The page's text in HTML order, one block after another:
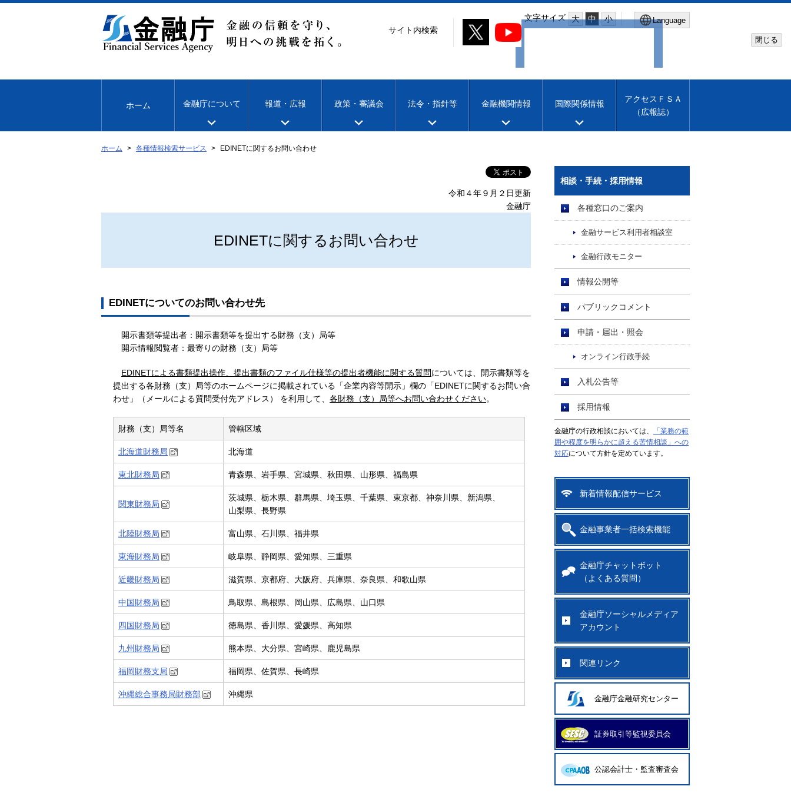
文
移
文字サイズ 大 中 小 Language
Machine translation
閉じる
サイト内検索
ホーム 金融庁について 報道・広報 政策・審議会 法令・指針等 金融機関情報 国際関係情報
アクセスＦＳＡ
（広報誌）
ホーム 各種情報検索サービス EDINETに関するお問い合わせ
令和４年９月２日更新
金融庁
EDINETに関するお問い合わせ
EDINETについてのお問い合わせ先
開示書類等提出者：開示書類等を提出する財務（支）局等
開示情報閲覧者：最寄りの財務（支）局等
EDINETによる書類提出操作、提出書類のファイル仕様等の提出者機能に関する質問については、開示書類等を
提出する各財務（支）局等のホームページに掲載されている「企業内容等開示」欄の「EDINETに関するお問い合
わせ」（メールによる質問受付先アドレス） を利用して、 各財務（支）局等へお問い合わせください。
財務（支）局等名 管轄区域
北海道財務局 北海道
東北財務局 青森県、岩手県、宮城県、秋田県、山形県、福島県
関東財務局
茨城県、栃木県、群馬県、埼玉県、千葉県、東京都、神奈川県、新潟県、
山梨県、長野県
北陸財務局 富山県、石川県、福井県
東海財務局 岐阜県、静岡県、愛知県、三重県
近畿財務局 滋賀県、京都府、大阪府、兵庫県、奈良県、和歌山県
中国財務局 鳥取県、島根県、岡山県、広島県、山口県
四国財務局 徳島県、香川県、愛媛県、高知県
九州財務局 熊本県、大分県、宮崎県、鹿児島県
福岡財務支局 福岡県、佐賀県、長崎県
沖縄総合事務局財務部 沖縄県
相談・手続・採用情報
各種窓口のご案内
金融サービス利用者相談室
金融行政モニター
情報公開等
パブリックコメント
申請・届出・照会
オンライン行政手続
入札公告等
採用情報
金融庁の行政相談においては、
「業務の範
囲や程度を明らかに超える苦情相談」への
対応について方針を定めています。
新着情報配信サービス
金融事業者一括検索機能
金融庁チャットボット
（よくある質問）
金融庁ソーシャルメディア
アカウント
関連リンク
金融庁金融研究センター
証券取引等監視委員会
公認会計士・監査審査会